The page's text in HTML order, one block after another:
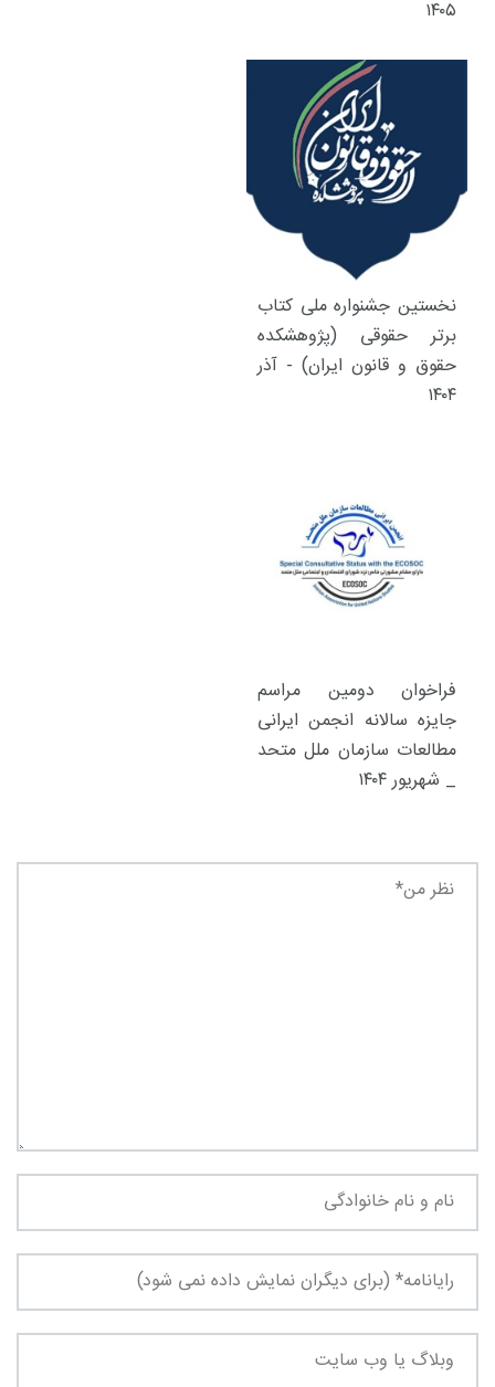
۱۴۰۵
نخستین جشنواره ملی کتاب
برتر حقوقی (پژوهشکده
حقوق و قانون ایران) - آذر
۱۴۰۴
فراخوان دومین مراسم
جایزه سالانه انجمن ایرانی
مطالعات سازمان ملل متحد
_ شهریور ۱۴۰۴